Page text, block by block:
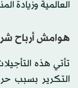
العالمية وزيادة
هوامش أرباح
تأتي هذه
التكرير بسبب